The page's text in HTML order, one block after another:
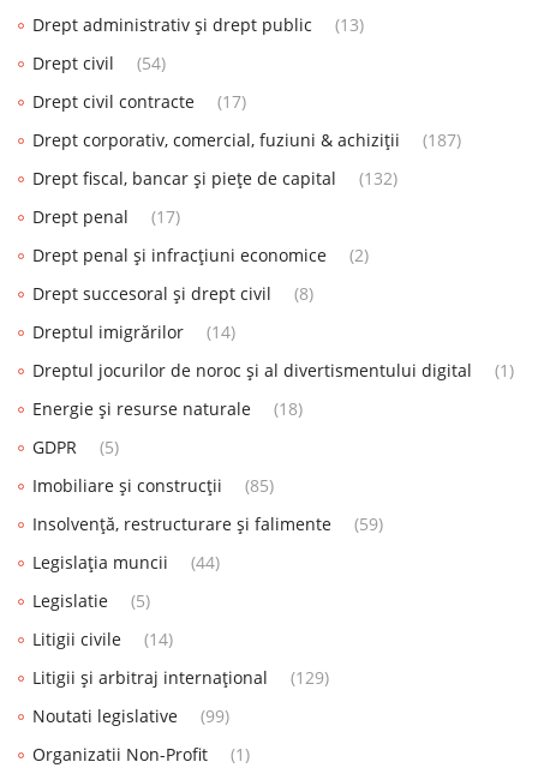
Drept administrativ și drept public
(13)
Drept civil
(54)
Drept civil contracte
(17)
Drept corporativ, comercial, fuziuni & achiziții
(187)
Drept fiscal, bancar și piețe de capital
(132)
Drept penal
(17)
Drept penal și infracțiuni economice
(2)
Drept succesoral și drept civil
(8)
Dreptul imigrărilor
(14)
Dreptul jocurilor de noroc și al divertismentului digital
(1)
Energie și resurse naturale
(18)
GDPR
(5)
Imobiliare și construcții
(85)
Insolvență, restructurare și falimente
(59)
Legislația muncii
(44)
Legislatie
(5)
Litigii civile
(14)
Litigii și arbitraj internațional
(129)
Noutati legislative
(99)
Organizatii Non-Profit
(1)